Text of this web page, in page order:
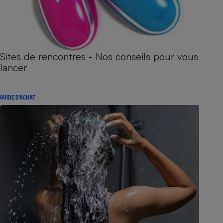
Sites de rencontres - Nos conseils pour vous
lancer
GUIDE D'ACHAT